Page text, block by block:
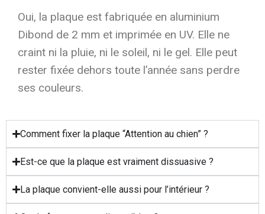
Oui, la plaque est fabriquée en aluminium
Dibond de 2 mm et imprimée en UV. Elle ne
craint ni la pluie, ni le soleil, ni le gel. Elle peut
rester fixée dehors toute l’année sans perdre
ses couleurs.
Comment fixer la plaque “Attention au chien” ?
Est-ce que la plaque est vraiment dissuasive ?
La plaque convient-elle aussi pour l’intérieur ?